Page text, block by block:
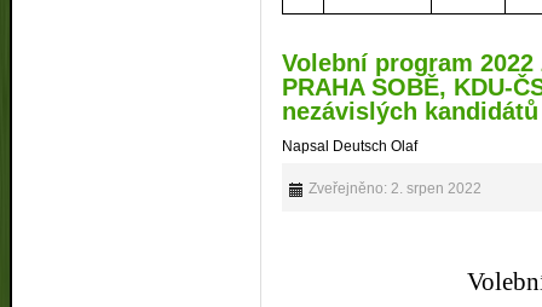
Volební program
PRAHA SOBĚ, KDU-
nezávislých kandidátů
Napsal Deutsch Olaf
Zveřejněno: 2. srpen 2022